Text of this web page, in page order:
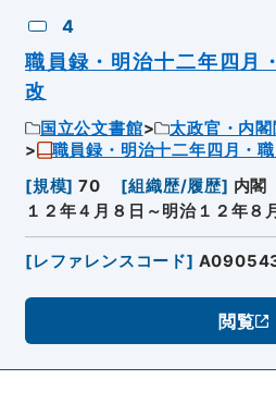
4
職員録・明治十二年四月
改
国立公文書館 太政官・内
職員録・明治十二年四月・
[規模] 70 [組織歴/履歴] 内閣
１２年４月８日～明治１２年８
[レファレンスコード]
閲覧